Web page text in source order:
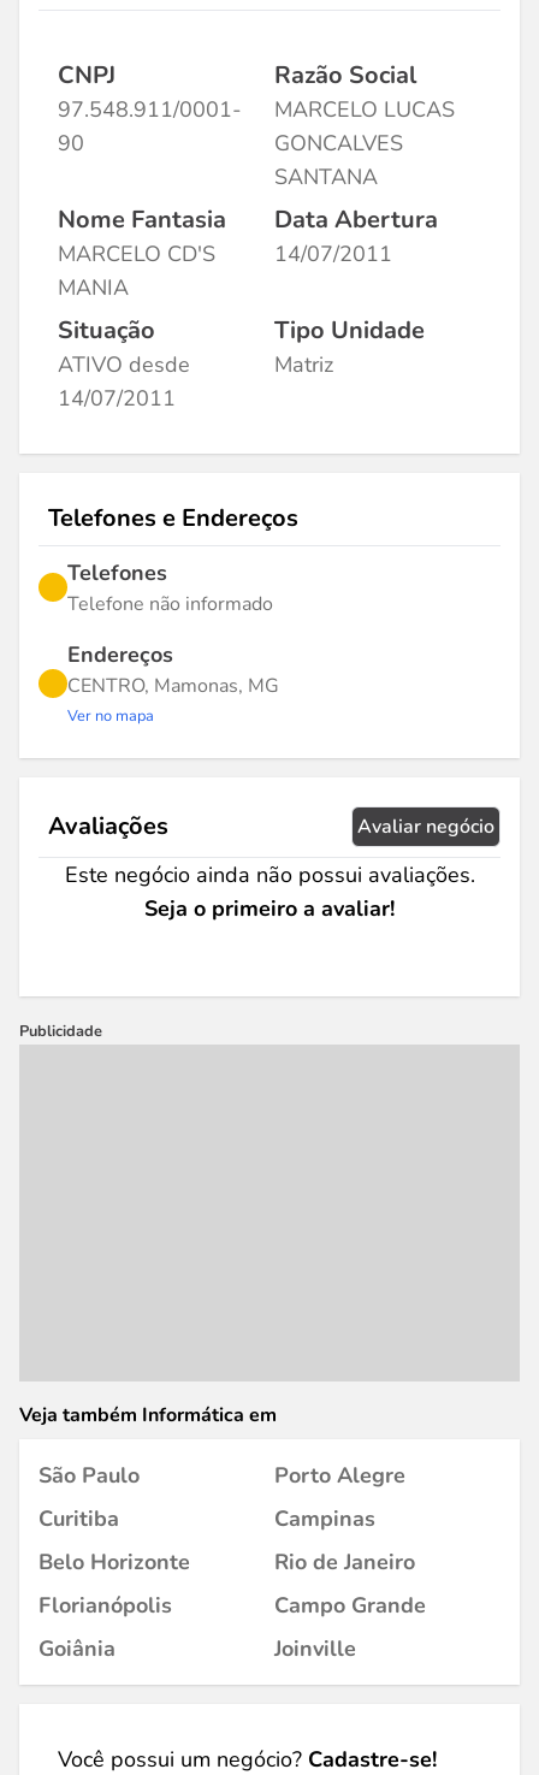
CNPJ
97.548.911/0001-
90
Razão Social
MARCELO LUCAS
GONCALVES
SANTANA
Nome Fantasia
MARCELO CD'S
MANIA
Data Abertura
14/07/2011
Situação
ATIVO desde
14/07/2011
Tipo Unidade
Matriz
Telefones e Endereços
Telefones
Telefone não informado
Endereços
CENTRO, Mamonas, MG
Ver no mapa
Avaliações Avaliar negócio
Este negócio ainda não possui avaliações.
Seja o primeiro a avaliar!
Publicidade
Veja também Informática em
São Paulo
Porto Alegre
Curitiba
Campinas
Belo Horizonte
Rio de Janeiro
Florianópolis
Campo Grande
Goiânia
Joinville
Você possui um negócio? Cadastre-se!